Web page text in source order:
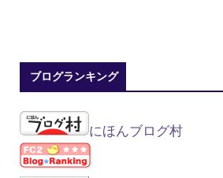
ブログランキング
にほんブログ村